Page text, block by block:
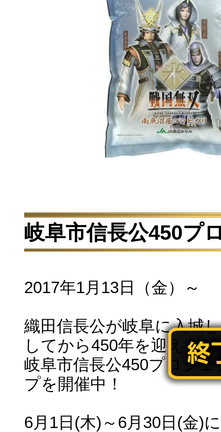
岐阜市信長公450プ
2017年1月13日（金）～
織田信長公が岐阜に入城
してから450年を迎える
岐阜市信長公450プロジ
プを開催中！
6月1日(木)～6月30日(金)